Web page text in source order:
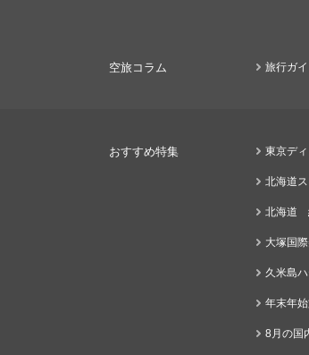
空旅コラム 旅行ガ
おすすめ特集 東京デ
北海道
北海道
大塚国
久米島
年末年
8月の国